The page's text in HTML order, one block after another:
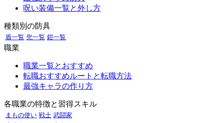
呪い装備一覧と外し方
種類別の防具
盾一覧 兜一覧 鎧一覧
職業
職業一覧とおすすめ
転職おすすめルートと転職方法
最強キャラの作り方
各職業の特徴と習得スキル
まもの使い 戦士 武闘家